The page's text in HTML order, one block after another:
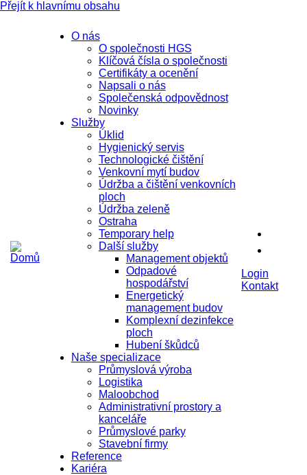
Přejít k hlavnímu obsahu
O nás
O společnosti HGS
Klíčová čísla o společnosti
Certifikáty a ocenění
Napsali o nás
Společenská odpovědnost
Novinky
Služby
Úklid
Hygienický servis
Technologické čištění
Venkovní mytí budov
Údržba a čištění venkovních
ploch
Údržba zeleně
Ostraha
Temporary help
Další služby
Management objektů
Odpadové
hospodářství
Energetický
management budov
Komplexní dezinfekce
ploch
Hubení škůdců
Naše specializace
Průmyslová výroba
Logistika
Maloobchod
Administrativní prostory a
kanceláře
Průmyslové parky
Stavební firmy
Reference
Kariéra
Login
Kontakt